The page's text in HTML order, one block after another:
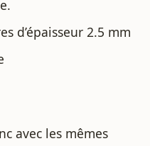
d’épaisseur 2.5 mm
avec les mêmes